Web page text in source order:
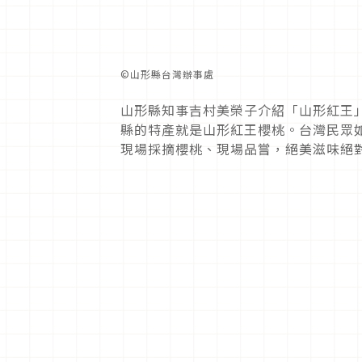
©︎山形縣台灣辦事處
山形縣知事吉村美榮子介紹「山形紅
縣的特產就是山形紅王櫻桃。台灣民
現場採摘櫻桃、現場品嘗，絕美滋味絕